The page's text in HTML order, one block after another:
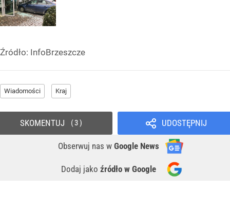
Źródło: InfoBrzeszcze
Wiadomości Kraj
UDOSTĘPNIJ
Obserwuj nas w Google News
Dodaj jako źródło w Google
SKOMENTUJ 3